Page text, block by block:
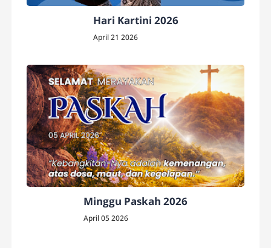
Hari Kartini 2026
April 21 2026
Minggu Paskah 2026
April 05 2026